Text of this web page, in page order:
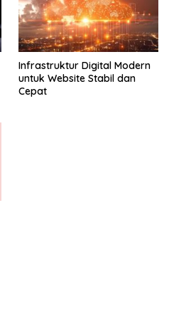
Infrastruktur Digital Modern
untuk Website Stabil dan
Cepat